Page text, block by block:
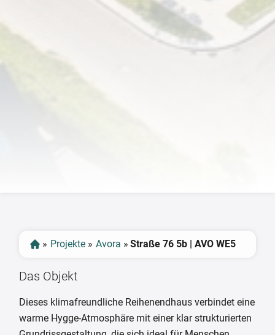
» Projekte » Avora » Straße 76 5b | AVO WE5
Das Objekt
Dieses klimafreundliche Reihenendhaus verbindet eine
warme Hygge-Atmosphäre mit einer klar strukturierten